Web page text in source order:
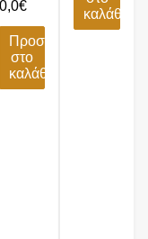
0,0€
Προσθήκη
στο
καλάθι
καλάθι